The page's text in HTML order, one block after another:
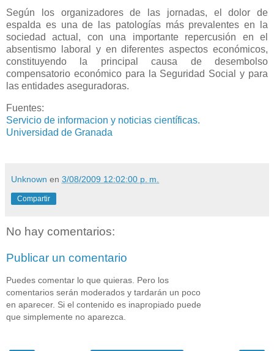
Según los organizadores de las jornadas, el dolor de
espalda es una de las patologías más prevalentes en la
sociedad actual, con una importante repercusión en el
absentismo laboral y en diferentes aspectos económicos,
constituyendo la principal causa de desembolso
compensatorio económico para la Seguridad Social y para
las entidades aseguradoras.
Fuentes:
Servicio de informacion y noticias científicas.
Universidad de Granada
Unknown en 3/08/2009 12:02:00 p. m.
Compartir
No hay comentarios:
Publicar un comentario
Puedes comentar lo que quieras. Pero los
comentarios serán moderados y tardarán un poco
en aparecer. Si el contenido es inapropiado puede
que simplemente no aparezca.